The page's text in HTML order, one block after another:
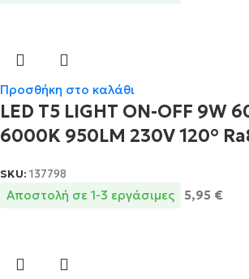
Προσθήκη στο καλάθι
LED T5 LIGHT ON-OFF 9W
6000K 950LM 230V 120°
SKU: 137798
Αποστολή σε 1-3 εργάσιμες 5,95 €